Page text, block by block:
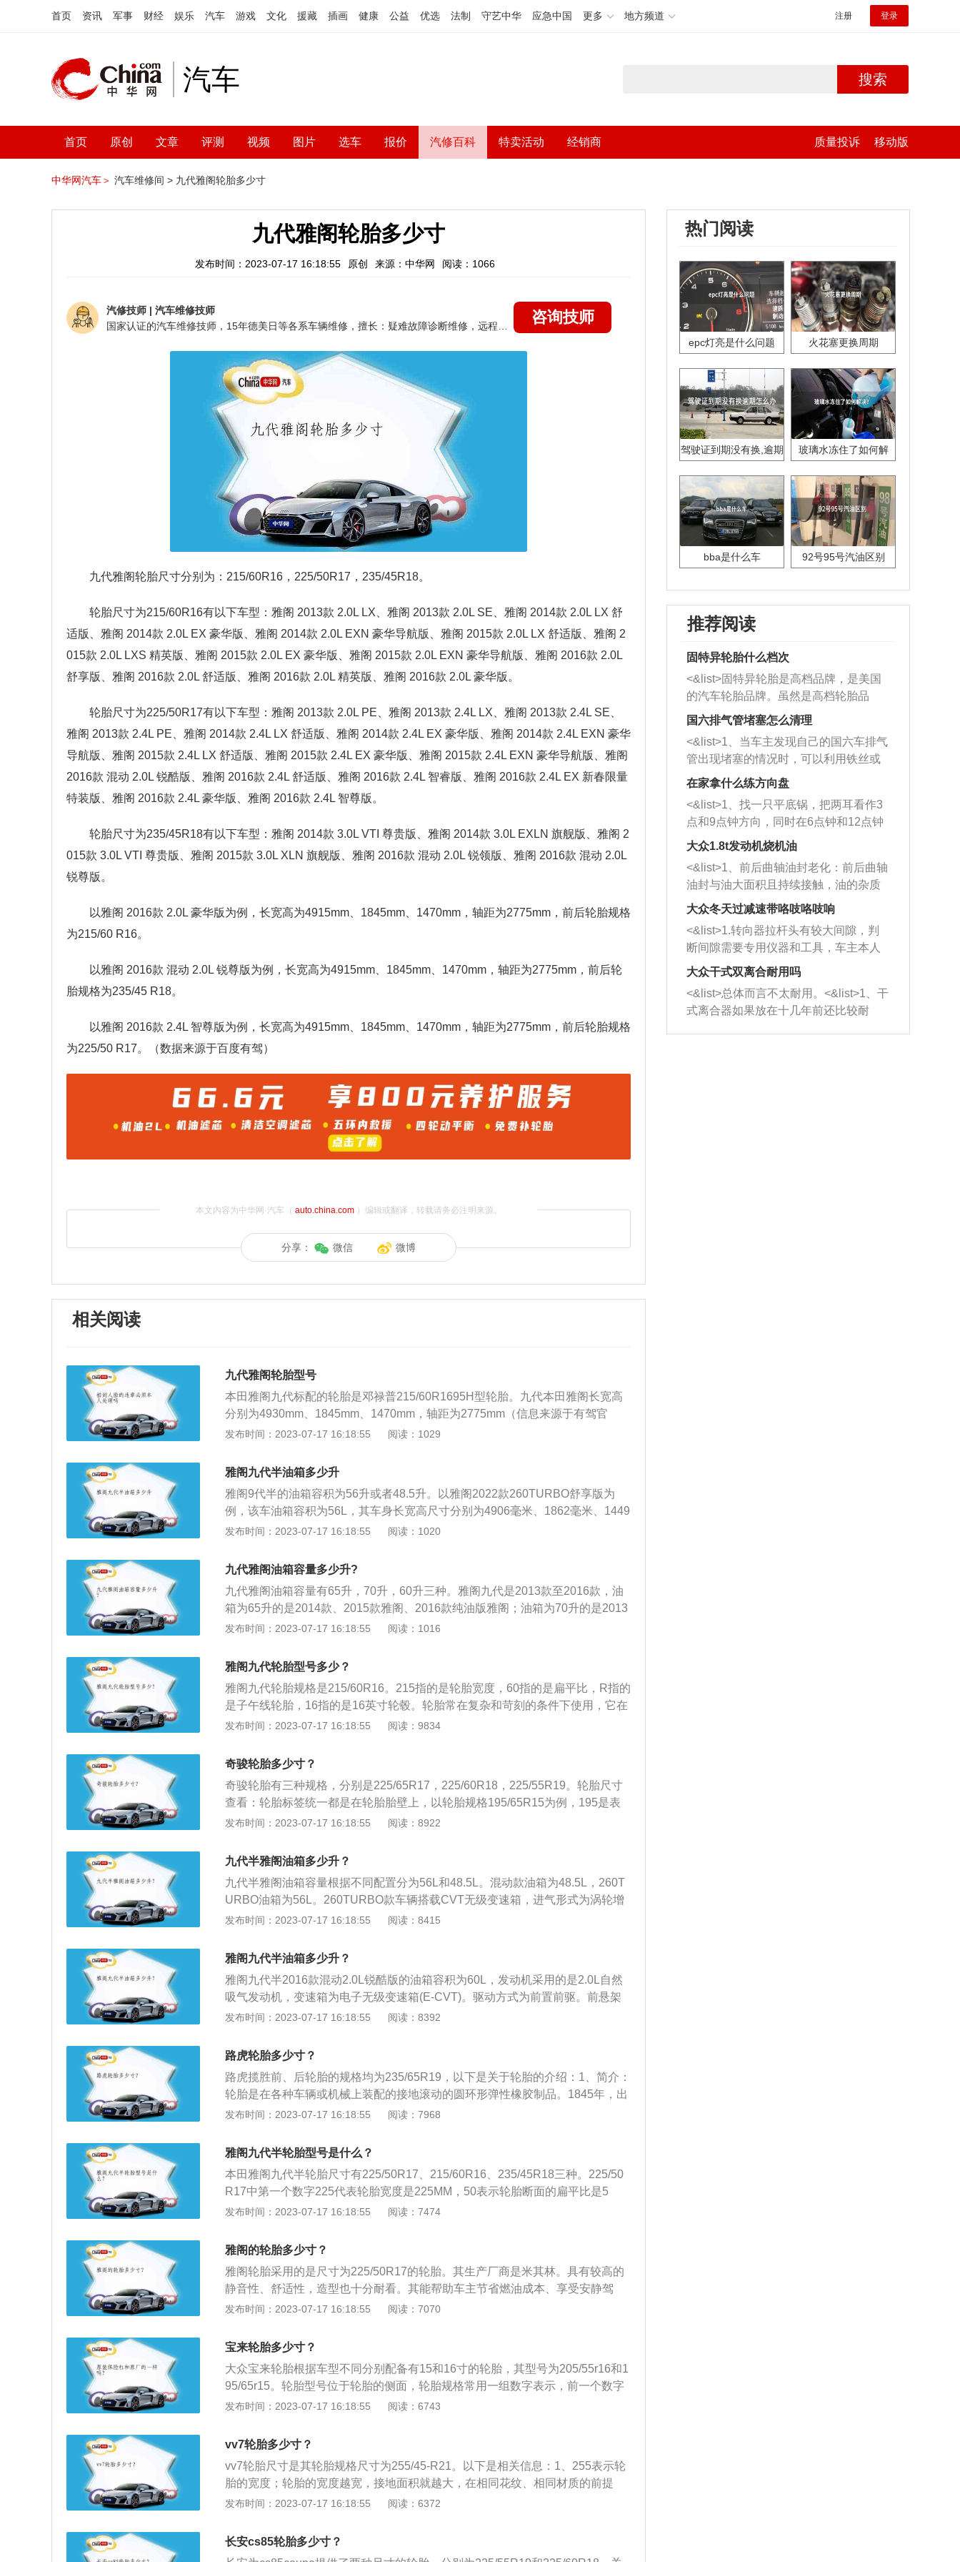
首页 资讯 军事 财经 娱乐 汽车 游戏 文化 援藏 插画 健康 公益 优选 法制 守艺中华 应急中国 更多 地方频道 注册 登录
汽车 搜索
首页 原创 文章 评测 视频 图片 选车 报价 汽修百科 特卖活动 经销商 质量投诉 移动版
中华网汽车＞ 汽车维修间 > 九代雅阁轮胎多少寸
九代雅阁轮胎多少寸
发布时间：2023-07-17 16:18:55 原创 来源：中华网 阅读：1066
汽修技师 | 汽车维修技师
咨询技师
九代雅阁轮胎尺寸分别为：215/60R16，225/50R17，235/45R18。
轮胎尺寸为215/60R16有以下车型：雅阁 2013款 2.0L LX、雅阁 2013款 2.0L SE、雅阁 2014款 2.0L LX 舒
适版、雅阁 2014款 2.0L EX 豪华版、雅阁 2014款 2.0L EXN 豪华导航版、雅阁 2015款 2.0L LX 舒适版、雅阁 2
015款 2.0L LXS 精英版、雅阁 2015款 2.0L EX 豪华版、雅阁 2015款 2.0L EXN 豪华导航版、雅阁 2016款 2.0L
舒享版、雅阁 2016款 2.0L 舒适版、雅阁 2016款 2.0L 精英版、雅阁 2016款 2.0L 豪华版。
轮胎尺寸为225/50R17有以下车型：雅阁 2013款 2.0L PE、雅阁 2013款 2.4L LX、雅阁 2013款 2.4L SE、
雅阁 2013款 2.4L PE、雅阁 2014款 2.4L LX 舒适版、雅阁 2014款 2.4L EX 豪华版、雅阁 2014款 2.4L EXN 豪华
导航版、雅阁 2015款 2.4L LX 舒适版、雅阁 2015款 2.4L EX 豪华版、雅阁 2015款 2.4L EXN 豪华导航版、雅阁
2016款 混动 2.0L 锐酷版、雅阁 2016款 2.4L 舒适版、雅阁 2016款 2.4L 智睿版、雅阁 2016款 2.4L EX 新春限量
特装版、雅阁 2016款 2.4L 豪华版、雅阁 2016款 2.4L 智尊版。
轮胎尺寸为235/45R18有以下车型：雅阁 2014款 3.0L VTI 尊贵版、雅阁 2014款 3.0L EXLN 旗舰版、雅阁 2
015款 3.0L VTI 尊贵版、雅阁 2015款 3.0L XLN 旗舰版、雅阁 2016款 混动 2.0L 锐领版、雅阁 2016款 混动 2.0L
锐尊版。
以雅阁 2016款 2.0L 豪华版为例，长宽高为4915mm、1845mm、1470mm，轴距为2775mm，前后轮胎规格
为215/60 R16。
以雅阁 2016款 混动 2.0L 锐尊版为例，长宽高为4915mm、1845mm、1470mm，轴距为2775mm，前后轮
胎规格为235/45 R18。
以雅阁 2016款 2.4L 智尊版为例，长宽高为4915mm、1845mm、1470mm，轴距为2775mm，前后轮胎规格
为225/50 R17。（数据来源于百度有驾）
本文内容为中华网·汽车（ auto.china.com）编辑或翻译，转载请务必注明来源。
分享： 微信 微博
相关阅读
九代雅阁轮胎型号
本田雅阁九代标配的轮胎是邓禄普215/60R1695H型轮胎。九代本田雅阁长宽高
分别为4930mm、1845mm、1470mm，轴距为2775mm（信息来源于有驾官
网）。第九代本田雅阁搭载2.0L自然吸气发动机和2.4L自然吸气发动机。这两款
自然吸气发动机最大输出功率为137kW(186Ps)。传动系统采用优化的CVT变速
箱，提高了传动效率。
发布时间：2023-07-17 16:18:55 阅读：1029
雅阁九代半油箱多少升
雅阁9代半的油箱容积为56升或者48.5升。以雅阁2022款260TURBO舒享版为
例，该车油箱容积为56L，其车身长宽高尺寸分别为4906毫米、1862毫米、1449
毫米，轴距为2830毫米，整备质量为1435千克，车身结构为4门5座三厢车，动
米，与其匹配的是CVT无级变速箱，该车前悬梁驾采用麦弗逊式独立悬架，后悬
梁驾采用多连杆式独立悬架。（数据来源于有驾官网）以雅阁2022款锐·混动2.0L
幻夜·锐智版为例，该车油箱容积为48.5L，其车身长宽高尺寸分别为4908毫米、
1862毫米、1449毫米，轴距为2830毫米，整备质量为1602千克，车身结构为4
门5座三厢车，动力方面搭载了2.0自然吸气发动机，最大功率为107千瓦，最大
独立悬架，后悬梁架采用多连杆式独立悬架。（数据来源于有驾官网）
发布时间：2023-07-17 16:18:55 阅读：1020
九代雅阁油箱容量多少升?
九代雅阁油箱容量有65升，70升，60升三种。雅阁九代是2013款至2016款，油
箱为65升的是2014款、2015款雅阁、2016款纯油版雅阁；油箱为70升的是2013
款雅阁；油箱为60升的是2016款混动版雅阁。（数据来源于百度有驾）汽车加油
果车辆不熄火，尽管车身没有运动，但发动机依然在高速运转。工作中的发动机
必然会伴有电流流动，如果此时电路出现短路或漏电现象，便十分危险。没有熄
火的车辆将产生大量的热量，进一步增加油液的挥发速度。而汽车加油时，油箱
周围的油气混合气体浓度会相应增大，由于这种混合气体的密度大于空气，不易
扩散，当油蒸汽浓度增大到一定程度，汽车发动机运转时产生的任何火花都有可
驶出加油站;加油时，车辆必须先熄火后加油;加油过程中，如果加油站的工作人员
没有关闭加油枪，也绝对不能发动汽车。
发布时间：2023-07-17 16:18:55 阅读：1016
雅阁九代轮胎型号多少？
雅阁九代轮胎规格是215/60R16。215指的是轮胎宽度，60指的是扁平比，R指的
是子午线轮胎，16指的是16英寸轮毂。轮胎常在复杂和苛刻的条件下使用，它在
行驶时承受着各种变形、负荷、力以及高低温作用，因此必须具有较高的承载性
阻力与生热性。雅阁九代的车身尺寸长宽高分别为4960mm、1860mm、1480m
m，轴距为2800mm。雅阁九代采用的2.4发动机是新地球梦系列发动机，采用缸
内直喷技术。
发布时间：2023-07-17 16:18:55 阅读：9834
奇骏轮胎多少寸？
奇骏轮胎有三种规格，分别是225/65R17，225/60R18，225/55R19。轮胎尺寸
查看：轮胎标签统一都是在轮胎胎壁上，以轮胎规格195/65R15为例，195是表
示轮胎的宽度是195mm，65表示轮胎的断面高度，与宽度的百分比为是百分之六
用：支持车辆的全部重量，承受汽车的负荷，并传递其他方向的力和力矩；传送
牵引和制动的扭力，保证车轮和路面之间有良好的附着性，以提高汽车的动力
性、制动性和通过性；与汽车悬架共同缓和汽车行驶时所受到的冲击，并衰减由
此而产生的振动。
发布时间：2023-07-17 16:18:55 阅读：8922
九代半雅阁油箱多少升？
九代半雅阁油箱容量根据不同配置分为56L和48.5L。混动款油箱为48.5L，260T
URBO油箱为56L。260TURBO款车辆搭载CVT无级变速箱，进气形式为涡轮增
压。混动款车辆搭载E-CVT无级变速箱，进气形式为自然吸气。同级别车中，君
加油过程中，油的量可能会超出标定的容积，这是由于汽车厂家所标定的油箱容
积是从油箱底到安全界度的容积，而从安全界度到油箱口还有一定的空间，这个
空间是为了保证油箱内的油品在温度变高的情况下膨胀，而不至于溢出油箱的安
全空间。如果在加油过程中把油加到油箱口，就会产生实际加油量比标定油箱容
积大的情况。车主如果想了解油箱的剩余油量，可以观察油表盘右侧的汽油表，
发布时间：2023-07-17 16:18:55 阅读：8415
雅阁九代半油箱多少升？
雅阁九代半2016款混动2.0L锐酷版的油箱容积为60L，发动机采用的是2.0L自然
吸气发动机，变速箱为电子无级变速箱(E-CVT)。驱动方式为前置前驱。前悬架
类型为麦弗逊式独立悬架，后悬架类型为多连杆式独立悬架。同级别车中，凯美
5L。实际加油过程中，油的量可能会超出标定的容积，这是由于汽车厂家所标定
的油箱容积是从油箱底到安全界度的容积，而从安全界度到油箱口还有一定的空
间，这个空间是为了保证油箱内的油品在温度变高的情况下膨胀，而不至于溢出
油箱的安全空间。如果在加油过程中把油加到油箱口，就会产生实际加油量比标
定油箱容积大的情况。车主如果想了解油箱的剩余油量，可以观察油表盘右侧的
油量充足。
发布时间：2023-07-17 16:18:55 阅读：8392
路虎轮胎多少寸？
路虎揽胜前、后轮胎的规格均为235/65R19，以下是关于轮胎的介绍：1、简介：
轮胎是在各种车辆或机械上装配的接地滚动的圆环形弹性橡胶制品。1845年，出
生于苏格兰的土木技师R·w·汤姆生发明了充气轮胎。2、规格：轮胎规格：规格
字表示轮胎断面宽度，后一个数字表示轮辋直径，均以英寸为单位。3、层级：
层级是指轮胎橡胶层内帘布的公称层数，与实际帘布层数不完全一致，是轮胎强
度的重要指标。层级用中文标志。
发布时间：2023-07-17 16:18:55 阅读：7968
雅阁九代半轮胎型号是什么？
本田雅阁九代半轮胎尺寸有225/50R17、215/60R16、235/45R18三种。225/50
R17中第一个数字225代表轮胎宽度是225MM，50表示轮胎断面的扁平比是5
0%，即断面高度是宽度的50%，17代表轮辋直径是17英寸，中间字母“R”表示子
扁平比是60%，即断面高度是宽度的60%，16代表轮辋直径是16英寸，中间字
母“R”表示子午胎。235/45R18中第一个数字235代表轮胎宽度是235MM，45表示
轮胎断面的扁平比是45%，即断面高度是宽度的45%，18代表轮辋直径是18英
寸，中间字母“R”表示子午胎。雅阁九代半采用邓禄普轮胎，使用寿命较长，备胎
尺寸为非全尺寸。如果想自主更换轮胎，可以按照以下流程操作：取出备胎和千
分；升起千斤顶直到其支撑着汽车，千斤顶应位于车辆之下，检查并确保千斤顶
与地面呈直角；卸下毂盖，以逆时针方向松开螺母，切勿把螺母完全松开，只要
足以消除阻力即可，当第一次松开螺母时，把轮胎保持在地上能确保转动的是螺
全拆下螺母；把新轮胎放在轮毂上，小心地把轮胎轮辋和车轮螺栓对齐，装上轮
号，轮胎上还标有以下常用数据：胎体帘线材料：以汉语拼音表示，如M-棉帘
布，R-人造丝帘布，N-尼龙帘布，G-钢丝帘布，ZG-钢丝子午线帘布轮胎。速度
等级：表明轮胎在规定条件下承载规定负荷的最高速度。字母A至Z代表轮胎从4.
8km/h到300km/h的认证速度等级。常用的速度等级有：Q：160km/h；H：210k
的轮辋规格。便于实际使用，如：标准轮辋5.00F。
发布时间：2023-07-17 16:18:55 阅读：7474
雅阁的轮胎多少寸？
雅阁轮胎采用的是尺寸为225/50R17的轮胎。其生产厂商是米其林。具有较高的
静音性、舒适性，造型也十分耐看。其能帮助车主节省燃油成本、享受安静驾
乘、提高行驶里程。以下是关于雅阁的部分介绍：1、基本信息：雅阁（Accor
00万用户信赖。进入中国以来，雅阁一直坚持垂直换代并不断进化，并赢得超过
150万中国车主的信赖。2、市场定位：中国中高级车领军车型，树立中高级车市
场全新科技标杆。
发布时间：2023-07-17 16:18:55 阅读：7070
宝来轮胎多少寸？
大众宝来轮胎根据车型不同分别配备有15和16寸的轮胎，其型号为205/55r16和1
95/65r15。轮胎型号位于轮胎的侧面，轮胎规格常用一组数字表示，前一个数字
表示轮胎断面宽度，后一个表示轮辋直径，以英寸为单位。有关汽车轮胎的资料
同来缓和汽车行驶时所受到的冲击，保证汽车有良好的乘座舒适性和行驶平顺
性；保证车轮和路面有良好的附着性；提高汽车的牵引性、制动性和通过性；承
受着汽车的重量。2、轿车的车轮一般使用子午线轮胎。子午线轮胎的规格包括
宽度，高宽比，内径和速度极限符号。
发布时间：2023-07-17 16:18:55 阅读：6743
vv7轮胎多少寸？
vv7轮胎尺寸是其轮胎规格尺寸为255/45-R21。以下是相关信息：1、255表示轮
胎的宽度；轮胎的宽度越宽，接地面积就越大，在相同花纹、相同材质的前提
下，更大宽度的轮胎在直线行驶状态下的抓地力和牵引力会更好，但是油耗水平
期、旋转方向等等在轮胎上面都有标识，不同规格的轮胎对于整车的性能表现以
及舒适性都会产生影响。
发布时间：2023-07-17 16:18:55 阅读：6372
长安cs85轮胎多少寸？
热门阅读
epc灯亮是什么问题 火花塞更换周期
驾驶证到期没有换,逾期
玻璃水冻住了如何解
bba是什么车 92号95号汽油区别
推荐阅读
固特异轮胎什么档次
<&list>固特异轮胎是高档品牌，是美国
的汽车轮胎品牌。虽然是高档轮胎品
牌，但是中高低端的轮胎都有生产，这
也是为了更好的开拓市场。
国六排气管堵塞怎么清理
<&list>1、当车主发现自己的国六车排气
管出现堵塞的情况时，可以利用铁丝或
者是细棍，直接将杂物给取出来，如果
堵塞情况比较严重，也可以采取应急措
施。 <&list>2、直接利用木棍将所有的
杂物推到排气管里面的位置处，然后将
三元催化器拆解开，就可以将堵塞的东
西取出来。但如果是因为积碳过多引起
的堵塞，就需要将三元催化器泡在草酸
洗剂对堵塞的情况得到解决，将清洗剂
放在燃油箱中，与燃油混合后，车辆启
动时，就可以和汽油一起进入到燃烧
室，最后形成废气排出，就可以让三元
催化器得到清洗，排气管堵塞的情况就
能够得到解决。
在家拿什么练方向盘
<&list>1、找一只平底锅，把两耳看作3
点和9点钟方向，同时在6点钟和12点钟
方向做一个标记。 <&list>2、双手握住
一圈半的练习，往右同样也要打相同的
圈数。 <&list>3、最后强调要反复练
习，这样就可以形成肌肉记忆，在真实
驾驶车辆时，不需要记忆也能打好方
向。
大众1.8t发动机烧机油
<&list>1、前后曲轴油封老化：前后曲轴
油封与油大面积且持续接触，油的杂质
和发动机内持续温度变化使其密封效果
逐渐减弱，导致渗油或漏油。<&list>2、
活塞间隙过大：积碳会使活塞环与缸体
的间隙扩大，导致机油流入燃烧室中，
造成烧机油。<&list>3、机油粘度。使用
机油粘度过小的话，同样会有烧机油现
象，机油粘度过小具有很好的流动性，
大众冬天过减速带咯吱咯吱响
<&list>1.转向器拉杆头有较大间隙，判
断间隙需要专用仪器和工具，车主本人
无法制作，需要将车辆送到修理厂或4s
店；<&list>2.车辆半轴套管防尘罩破
裂，破裂后会出现漏油现象，使半轴磨
损严重，磨损的半轴容易损坏，产生异
响；<&list>3.稳定器的转向胶套和球头
大众干式双离合耐用吗
<&list>总体而言不太耐用。<&list>1、干
式离合器如果放在十几年前还比较耐